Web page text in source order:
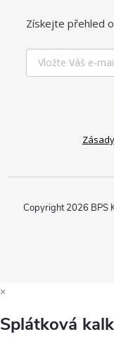
Získejte přehled o
Copyright 2026 BPS
×
Splátková